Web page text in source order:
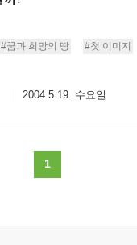
#꿈과 희망의 땅
#첫 이미지
2004.5.19. 수요일
1